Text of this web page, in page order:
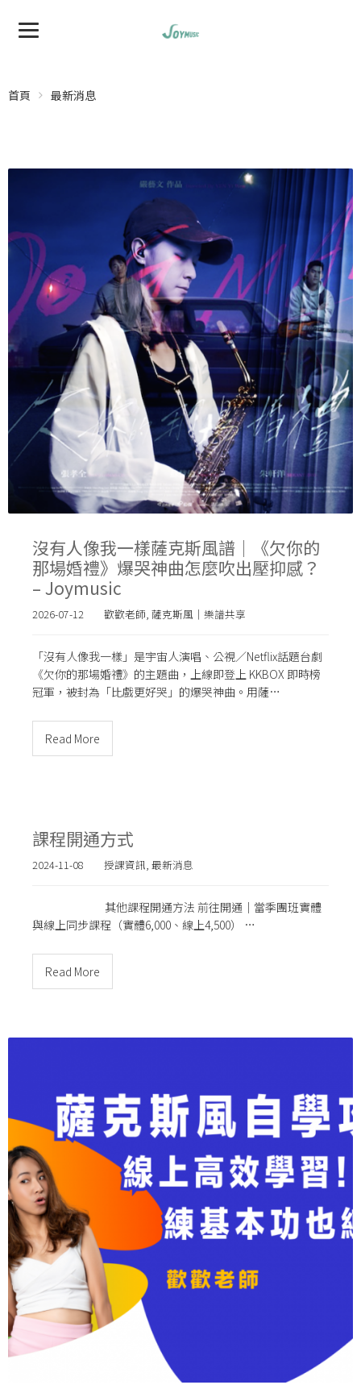
首頁 最新消息
沒有人像我一樣薩克斯風譜｜《欠你的
那場婚禮》爆哭神曲怎麼吹出壓抑感？
– Joymusic
2026-07-12 歡歡老師, 薩克斯風｜樂譜共享
「沒有人像我一樣」是宇宙人演唱、公視／Netflix話題台劇
《欠你的那場婚禮》的主題曲，上線即登上 KKBOX 即時榜
冠軍，被封為「比戲更好哭」的爆哭神曲。用薩…
Read More
課程開通方式
2024-11-08 授課資訊, 最新消息
其他課程開通方法 前往開通｜當季團班實體
與線上同步課程（實體6,000、線上4,500） …
Read More